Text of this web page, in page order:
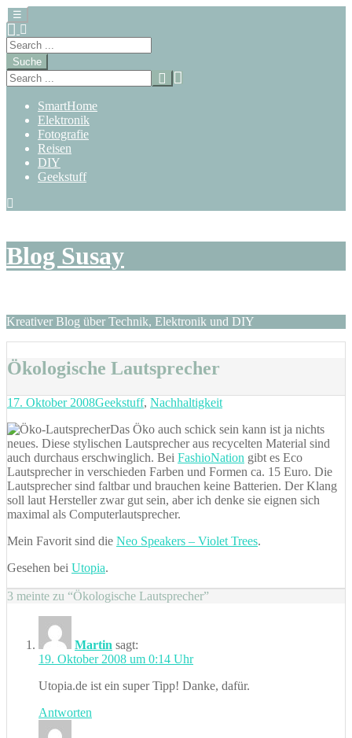
☰
Suche
SmartHome
Elektronik
Fotografie
Reisen
DIY
Geekstuff
springen
Blog Susay
Kreativer Blog über Technik, Elektronik und DIY
Ökologische Lautsprecher
Posted
17. Oktober 2008Categories
Geekstuff, Nachhaltigkeit
Das Öko auch schick sein kann ist ja nichts
neues. Diese stylischen Lautsprecher aus recycelten Material sind
auch durchaus erschwinglich. Bei FashioNation gibt es Eco
Lautsprecher in verschieden Farben und Formen ca. 15 Euro. Die
Lautsprecher sind faltbar und brauchen keine Batterien. Der Klang
soll laut Hersteller zwar gut sein, aber ich denke sie eignen sich
maximal als Computerlautsprecher.
Mein Favorit sind die Neo Speakers – Violet Trees.
Gesehen bei Utopia.
3 meinte zu “Ökologische Lautsprecher”
Martin sagt:
19. Oktober 2008 um 0:14 Uhr
Utopia.de ist ein super Tipp! Danke, dafür.
Antworten